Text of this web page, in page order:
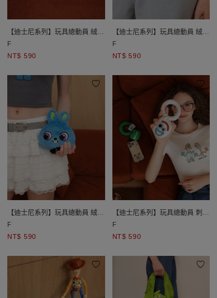
【迪士尼系列】玩具總動員 絨毛
大頭造型伸縮卡夾零錢包 三眼怪
F
NT$ 590
【迪士尼系列】玩具總動員 絨毛
大頭造型伸縮卡夾零錢包 三眼怪
F
NT$ 590
【迪士尼系列】玩具總動員 絨毛
大頭造型伸縮卡夾零錢包 三眼怪
F
NT$ 590
【迪士尼系列】玩具總動員 刺繡
絨毛大頭造型吊飾手機手環 抱抱
F
NT$ 590